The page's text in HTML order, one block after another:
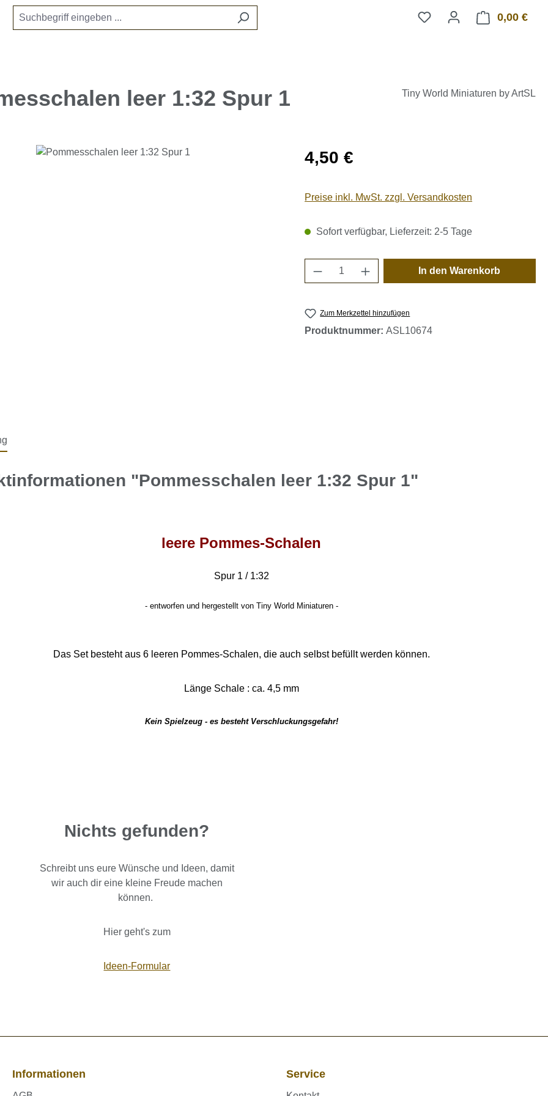
0,00 €
leer 1:32 Spur 1 Tiny World Miniaturen by ArtSL
überspringen Regulärer Preis:
4,50 €
Preise inkl. MwSt. zzgl. Versandkosten
Sofort verfügbar, Lieferzeit: 2-5 Tage
Produkt Anzahl: Gib den
In den Warenkorb
Zum Merkzettel hinzufügen
Produktnummer:ASL10674
"Pommesschalen leer 1:32 Spur 1"
leere Pommes-Schalen
Spur 1 / 1:32
- entworfen und hergestellt von Tiny World Miniaturen -
Das Set besteht aus 6 leeren Pommes-Schalen, die auch selbst befüllt werden können.
Länge Schale : ca. 4,5 mm
Kein Spielzeug - es besteht Verschluckungsgefahr!
Nichts gefunden?
Schreibt uns eure Wünsche und Ideen, damit
wir auch dir eine kleine Freude machen
können.
Hier geht's zum
Ideen-Formular
Informationen Service